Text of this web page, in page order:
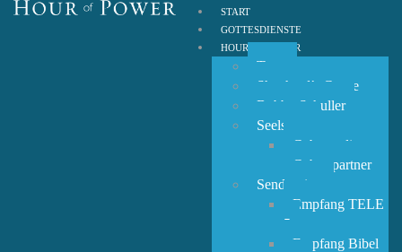
START
GOTTESDIENSTE
HOUR OF POWER
Team
Shepherd’s Grove
Bobby Schuller
Seelsorge
Gebetsanliegen
Gebetspartner
Sendezeiten
Empfang TELE
5
Empfang Bibel